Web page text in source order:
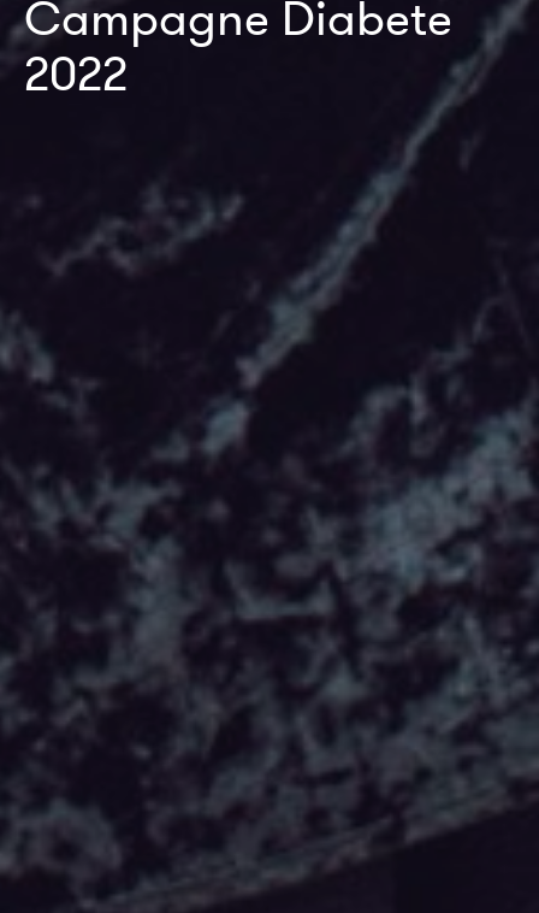
Campagne Diabete
2022